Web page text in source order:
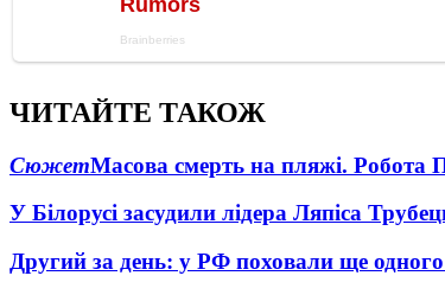
ЧИТАЙТЕ ТАКОЖ
СюжетМасова смерть на пляжі. Робота
У Білорусі засудили лідера Ляпіса
Другий за день: у РФ поховали ще одного